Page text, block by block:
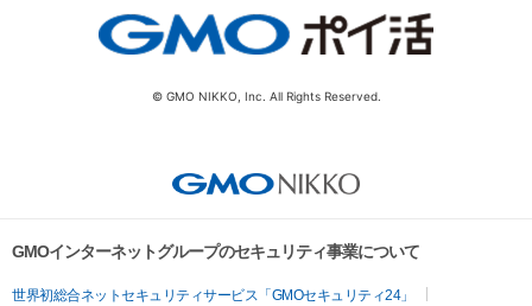
© GMO NIKKO, Inc. All Rights Reserved.
GMOインターネットグループのセキュリティ事業について
世界初総合ネットセキュリティサービス「GMOセキュリティ24」